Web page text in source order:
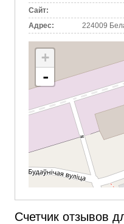
Сайт:
Адрес:
224009
+
-
Счетчик отзывов